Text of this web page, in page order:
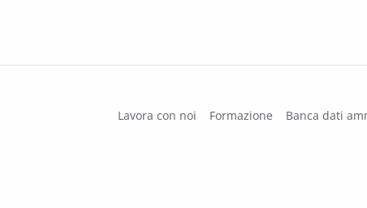
Lavora con noi Formazione Banca dati